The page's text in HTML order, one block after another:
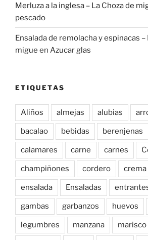
Merluza a la inglesa – La Choza de
pescado
Ensalada de remolacha y espinacas –
migue en Azucar glas
ETIQUETAS
Aliños almejas alubias
bacalao bebidas berenjenas
calamares carne carnes
champiñones cordero crema
ensalada Ensaladas
gambas garbanzos huevos
legumbres manzana marisco